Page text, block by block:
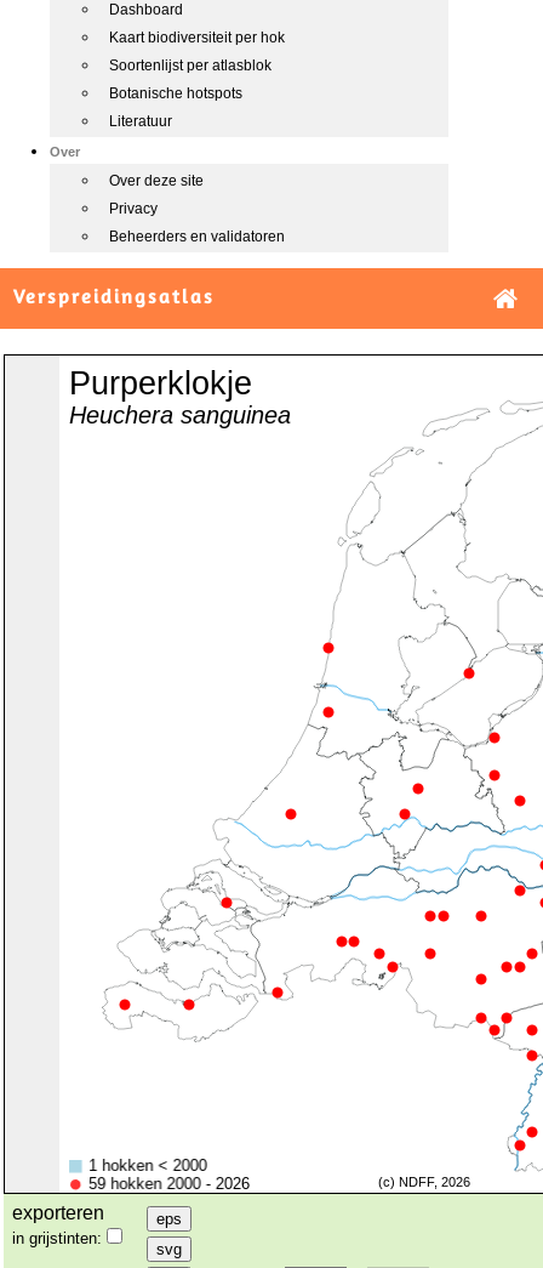
Dashboard
Kaart biodiversiteit per hok
Soortenlijst per atlasblok
Botanische hotspots
Literatuur
Over
Over deze site
Privacy
Beheerders en validatoren
Verspreidingsatlas